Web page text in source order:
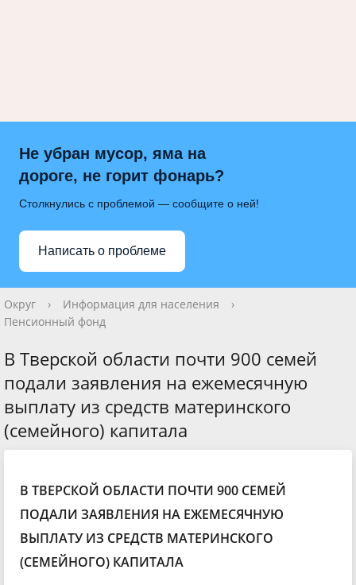
Не убран мусор, яма на
дороге, не горит фонарь?
Столкнулись с проблемой — сообщите о ней!
Написать о проблеме
Округ › Информация для населения
›
Пенсионный фонд
В Тверской области почти 900 семей
подали заявления на ежемесячную
выплату из средств материнского
(семейного) капитала
В ТВЕРСКОЙ ОБЛАСТИ ПОЧТИ 900 СЕМЕЙ
ПОДАЛИ ЗАЯВЛЕНИЯ НА ЕЖЕМЕСЯЧНУЮ
ВЫПЛАТУ ИЗ СРЕДСТВ МАТЕРИНСКОГО
(СЕМЕЙНОГО) КАПИТАЛА